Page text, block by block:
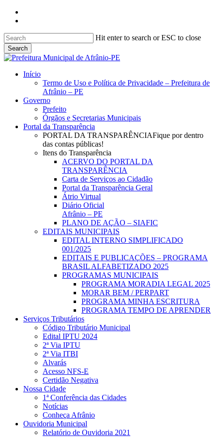
Skip
content
Hit enter to search or ESC to close
Search
Close
search
Menu
Início
Termo de Uso e Política de Privacidade – Prefeitura de
Afrânio – PE
Governo
Prefeito
Órgãos e Secretarias Municipais
Portal da Transparência
PORTAL DA TRANSPARÊNCIAFique por dentro
das contas públicas!
Itens do Transparência
ACERVO DO PORTAL DA
TRANSPARÊNCIA
Carta de Serviços ao Cidadão
Portal da Transparência Geral
Átrio Virtual
Diário Oficial
Afrânio – PE
PLANO DE AÇÃO – SIAFIC
EDITAIS MUNICIPAIS
EDITAL INTERNO SIMPLIFICADO
001/2025
EDITAIS E PUBLICAÇÕES – PROGRAMA
BRASIL ALFABETIZADO 2025
PROGRAMAS MUNICIPAIS
PROGRAMA MORADIA LEGAL 2025
MORAR BEM / PERPART
PROGRAMA MINHA ESCRITURA
PROGRAMA TEMPO DE APRENDER
Serviços Tributários
Código Tributário Municipal
Edital IPTU 2024
2ª Via IPTU
2ª Via ITBI
Alvarás
Acesso NFS-E
Certidão Negativa
Nossa Cidade
1ª Conferência das Cidades
Notícias
Conheça Afrânio
Ouvidoria Municipal
Relatório de Ouvidoria 2021